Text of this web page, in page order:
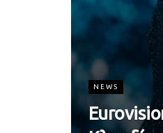
NEWS